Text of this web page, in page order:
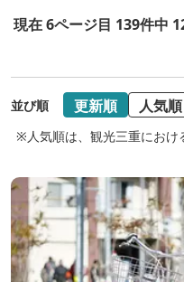
現在 6ページ目 139件中
並び順 更新順 人気順
※人気順は、観光三重におけ